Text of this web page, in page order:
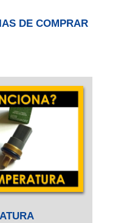
aplicar?Entre os
DE COMPRAR